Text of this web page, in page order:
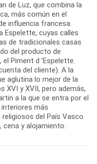
de Luz, que combina la
más común en el
influencia francesa.
Espelette, cuyas calles
de tradicionales casas
del producto de
Piment d ’Espelette.
del cliente). A la
aglutina lo mejor de la
XVI y XVII, pero además,
a la que se entra por el
más
del País Vasco
cena y alojamiento.